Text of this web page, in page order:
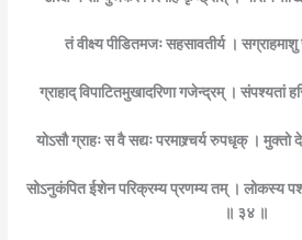
तं वीक्ष्य पीडितमजः सहसावतीर्य ।
ग्राहाद् विपाटितमुखादरिणा गजेन्द्रम् । संपश्यतां
योऽसौ ग्राहः स वै सद्यः परमाश्र्चर्य रुपधृक् ।
सोऽनुकंपित ईशेन परिक्रम्य प्रणम्य तम् । लोकस्य
॥ ३४ ॥